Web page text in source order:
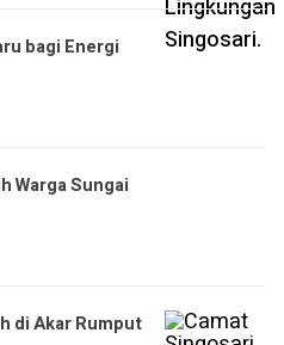
bagi Energi
Warga Sungai
di Akar Rumput